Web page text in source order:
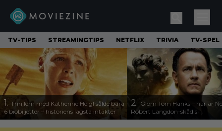
TV-TIPS STREAMINGTIPS NETFLIX TRIVIA TV-SPEL
1. Thrillern med Katherine Heigl sålde bara
6 biobiljetter – historiens lägsta intäkter
2. Glöm Tom Hanks – här är
Robert Langdon-skådis